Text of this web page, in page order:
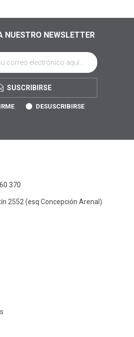
NUESTRO NEWSLETTER
SUSCRIBIRSE
DESUSCRIBIRSE
370
2552 (esq Concepción Arenal)